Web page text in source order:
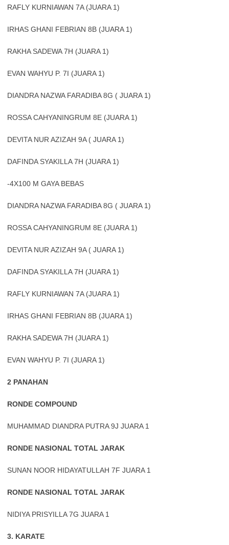
RAFLY KURNIAWAN 7A (JUARA 1)
IRHAS GHANI FEBRIAN 8B (JUARA 1)
RAKHA SADEWA 7H (JUARA 1)
EVAN WAHYU P. 7I (JUARA 1)
DIANDRA NAZWA FARADIBA 8G ( JUARA 1)
ROSSA CAHYANINGRUM 8E (JUARA 1)
DEVITA NUR AZIZAH 9A ( JUARA 1)
DAFINDA SYAKILLA 7H (JUARA 1)
-4X100 M GAYA BEBAS
DIANDRA NAZWA FARADIBA 8G ( JUARA 1)
ROSSA CAHYANINGRUM 8E (JUARA 1)
DEVITA NUR AZIZAH 9A ( JUARA 1)
DAFINDA SYAKILLA 7H (JUARA 1)
RAFLY KURNIAWAN 7A (JUARA 1)
IRHAS GHANI FEBRIAN 8B (JUARA 1)
RAKHA SADEWA 7H (JUARA 1)
EVAN WAHYU P. 7I (JUARA 1)
2 PANAHAN
RONDE COMPOUND
MUHAMMAD DIANDRA PUTRA 9J JUARA 1
RONDE NASIONAL TOTAL JARAK
SUNAN NOOR HIDAYATULLAH 7F JUARA 1
RONDE NASIONAL TOTAL JARAK
NIDIYA PRISYILLA 7G JUARA 1
3. KARATE